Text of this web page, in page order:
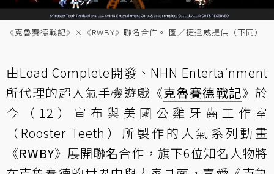
《克魯賽德戰記》×《RWBY》聯名合作。 圖／捷達威提供（下同）
由Load Complete開發、NHN Entertainment
所代理的超人氣手機遊戲《克魯賽德戰記》於
今（12）宣布與美國公雞牙齒工作室
（Rooster Teeth）所製作的人氣系列動畫
《RWBY》展開聯名合作，旗下6位知名人物將